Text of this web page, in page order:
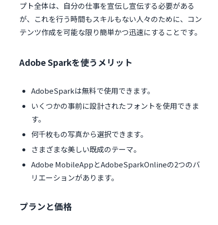
プト全体は、自分の仕事を宣伝し宣伝する必要がある
が、これを行う時間もスキルもない人々のために、コン
テンツ作成を可能な限り簡単かつ迅速にすることです。
Adobe Sparkを使うメリット
AdobeSparkは無料で使用できます。
いくつかの事前に設計されたフォントを使用できま
す。
何千枚もの写真から選択できます。
さまざまな美しい既成のテーマ。
Adobe MobileAppとAdobeSparkOnlineの2つのバ
リエーションがあります。
プランと価格